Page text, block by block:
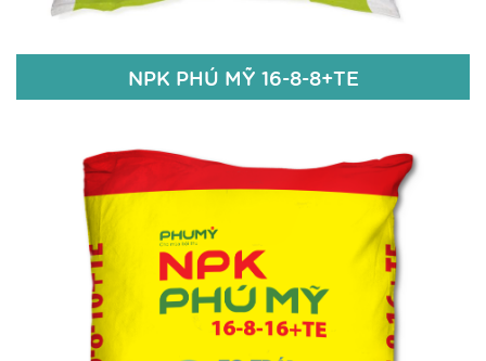
NPK PHÚ MỸ 16-8-8+TE
NPK PHÚ MỸ 16-8-8+TE
16% N
8% P2O5
8% K2
O
Fe: 50 ppm; Bo: 50 ppm